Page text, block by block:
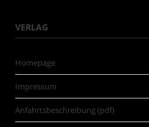
VERLAG
Homepage
Impressum
Anfahrtsbeschreibung (pdf)